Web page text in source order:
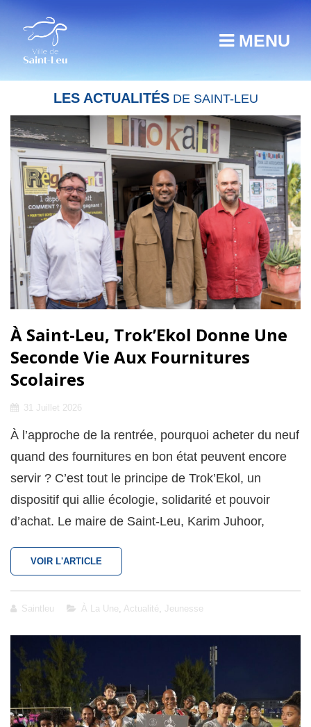
MENU
LES ACTUALITÉSDE SAINT-LEU
À Saint-Leu, Trok’Ekol Donne Une
Seconde Vie Aux Fournitures
Scolaires
Posted
31 Juillet 2026
À l’approche de la rentrée, pourquoi acheter du neuf
quand des fournitures en bon état peuvent encore
servir ? C’est tout le principe de Trok’Ekol, un
dispositif qui allie écologie, solidarité et pouvoir
d’achat. Le maire de Saint-Leu, Karim Juhoor,
VOIR L'ARTICLE
SAINT-
DONNE
SCOLAIRES
Saintleu
Cat
À La Une, Actualité, Jeunesse